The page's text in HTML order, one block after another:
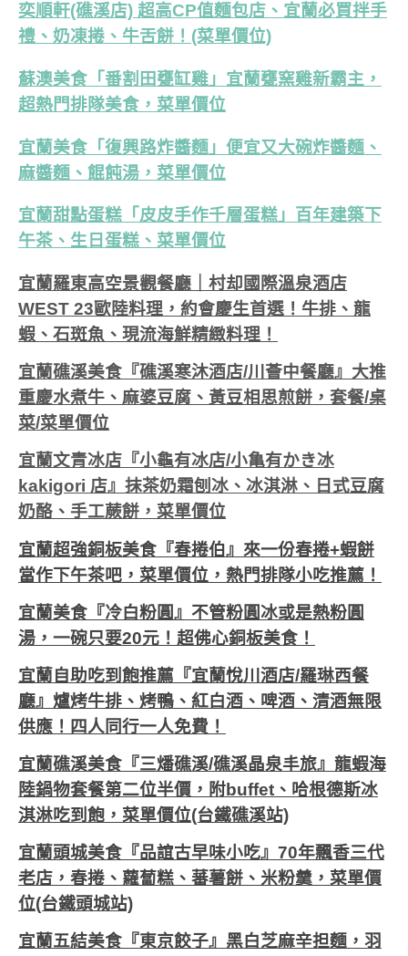
奕順軒(礁溪店) 超高CP值麵包店、宜蘭必買拌手
禮、奶凍捲、牛舌餅！(菜單價位)
蘇澳美食「番割田甕缸雞」宜蘭甕窯雞新霸主，
超熱門排隊美食，菜單價位
宜蘭美食「復興路炸醬麵」便宜又大碗炸醬麵、
麻醬麵、餛飩湯，菜單價位
宜蘭甜點蛋糕「皮皮手作千層蛋糕」百年建築下
午茶、生日蛋糕、菜單價位
宜蘭羅東高空景觀餐廳｜村却國際溫泉酒店
WEST 23歐陸料理，約會慶生首選！牛排、龍
蝦、石斑魚、現流海鮮精緻料理！
宜蘭礁溪美食『礁溪寒沐酒店/川薈中餐廳』大推
重慶水煮牛、麻婆豆腐、黃豆相思煎餅，套餐/桌
菜/菜單價位
宜蘭文青冰店『小龜有冰店/小亀有かき冰
kakigori 店』抹茶奶霜刨冰、冰淇淋、日式豆腐
奶酪、手工蕨餅，菜單價位
宜蘭超強銅板美食『春捲伯』來一份春捲+蝦餅
當作下午茶吧，菜單價位，熱門排隊小吃推薦！
宜蘭美食『冷白粉圓』不管粉圓冰或是熱粉圓
湯，一碗只要20元！超佛心銅板美食！
宜蘭自助吃到飽推薦『宜蘭悅川酒店/羅琳西餐
廳』爐烤牛排、烤鴨、紅白酒、啤酒、清酒無限
供應！四人同行一人免費！
宜蘭礁溪美食『三燔礁溪/礁溪晶泉丰旅』龍蝦海
陸鍋物套餐第二位半價，附buffet、哈根德斯冰
淇淋吃到飽，菜單價位(台鐵礁溪站)
宜蘭頭城美食『品誼古早味小吃』70年飄香三代
老店，春捲、蘿蔔糕、蕃薯餅、米粉羹，菜單價
位(台鐵頭城站)
宜蘭五結美食『東京餃子』黑白芝麻辛担麵，羽